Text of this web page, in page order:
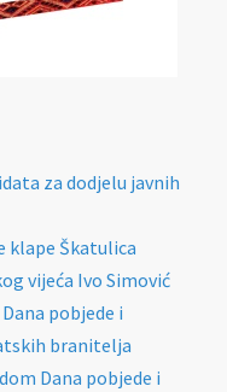
za dodjelu javnih
klape Škatulica
vijeća Ivo Simović
pobjede i
branitelja
Dana pobjede i